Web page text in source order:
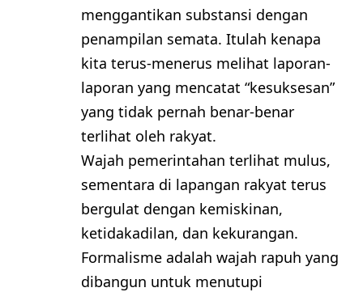
menggantikan substansi dengan
penampilan semata. Itulah kenapa
kita terus-menerus melihat laporan-
laporan yang mencatat “kesuksesan”
yang tidak pernah benar-benar
terlihat oleh rakyat.
Wajah pemerintahan terlihat mulus,
sementara di lapangan rakyat terus
bergulat dengan kemiskinan,
ketidakadilan, dan kekurangan.
Formalisme adalah wajah rapuh yang
dibangun untuk menutupi